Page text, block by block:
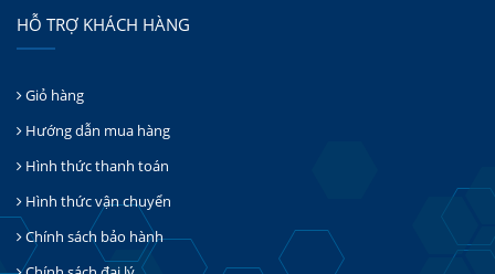
HỖ TRỢ KHÁCH HÀNG
Giỏ hàng
Hướng dẫn mua hàng
Hình thức thanh toán
Hình thức vận chuyển
Chính sách bảo hành